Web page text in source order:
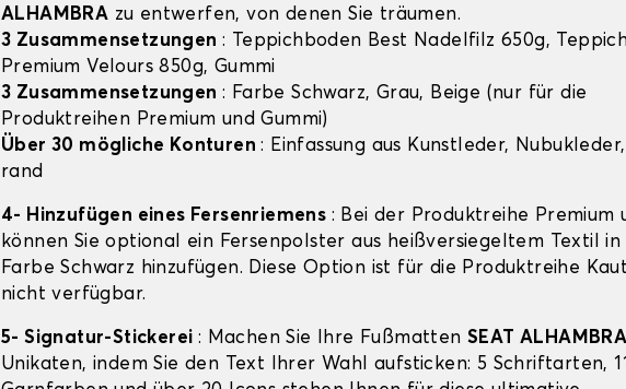
ALHAMBRA zu entwerfen, von denen Sie träumen.
3 Zusammensetzungen : Teppichboden Best Nadelfilz 650g,
Premium Velours 850g, Gummi
3 Zusammensetzungen : Farbe Schwarz, Grau, Beige (nur für die
Produktreihen Premium und Gummi)
Über 30 mögliche Konturen: Einfassung aus Kunstleder,
rand
4- Hinzufügen eines Fersenriemens : Bei der Produktreihe Premium
können Sie optional ein Fersenpolster aus heißversiegeltem Textil in
Farbe Schwarz hinzufügen. Diese Option ist für die Produktreihe
nicht verfügbar.
5- Signatur-Stickerei : Machen Sie Ihre FußmattenSEAT ALHAMBRA
Unikaten, indem Sie den Text Ihrer Wahl aufsticken: 5 Schriftarten,